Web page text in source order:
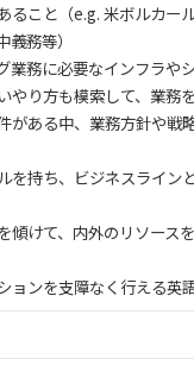
こと（e.g. 米ボルカー
務等）
務に必要なインフラや
り方も模索して、業務
がある中、業務方針や
持ち、ビジネスライン
傾けて、内外のリソース
ョンを支障なく行える英